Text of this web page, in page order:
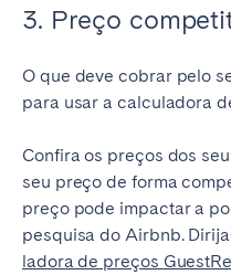
3. Preço
O que deve cobrar pelo
para usar a calculadora
Confira os preços dos
seu preço de forma
preço pode impactar a
pesquisa do Airbnb.
ladora de preços